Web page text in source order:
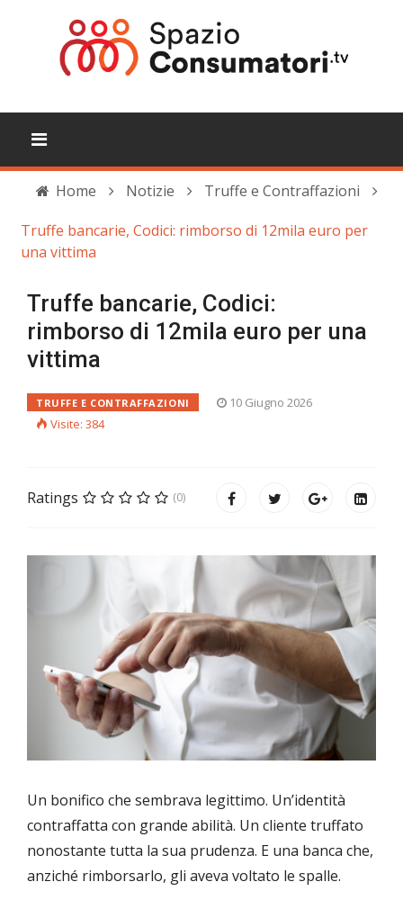
Home Notizie
Truffe e Contraffazioni
Truffe bancarie, Codici: rimborso di 12mila euro per
una vittima
Truffe bancarie, Codici:
rimborso di 12mila euro per una
vittima
TRUFFE E CONTRAFFAZIONI
10 Giugno 2026
Visite: 384
Ratings (0)
Un bonifico che sembrava legittimo. Un’identità
contraffatta con grande abilità. Un cliente truffato
nonostante tutta la sua prudenza. E una banca che,
anziché rimborsarlo, gli aveva voltato le spalle.